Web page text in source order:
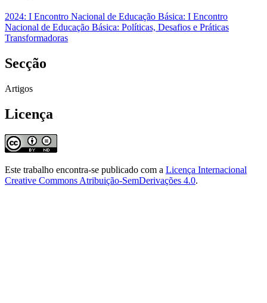
2024: I Encontro Nacional de Educação Básica: I Encontro
Nacional de Educação Básica: Políticas, Desafios e Práticas
Transformadoras
Secção
Artigos
Licença
Este trabalho encontra-se publicado com a Licença Internacional
Creative Commons Atribuição-SemDerivações 4.0.